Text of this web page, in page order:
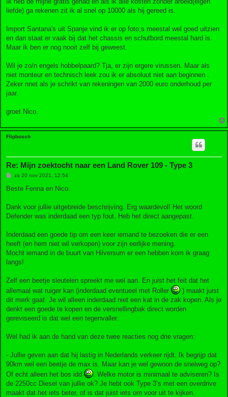
liefde) ga rekenen zit ik al snel op 10000 als hij gereed is.
Import Santana's uit Spanje vind ik er op foto;s meestal wel goed uitzien
en dan staat er vaak bij dat het chassis en schutbord meestal hard is.
Maar ik ben er nog nooit zelf bij geweest.
Wil je zo/n engels hobbelpaard? Tja, er zijn ergere virussen. Maar als
niet monteur en technisch leek zou ik er absoluut niet aan beginnen .
Zeker nnet als je schrikt van rekeningen van 2000 euro onderhoud per
jaar.
groet Nico.
Flipbosch
Re: Mijn zoektocht naar een Land Rover 109 - Type 3
B
r
h
za 20 nov 2021, 12:54
Beste Fenna en Nico.
Dank voor jullie uitgebreide beschrijving. Erg waardevol! Het woord
Defender was inderdaad een typ fout. Heb het direct aangepast.
Inderdaad een goede tip om een keer iemand te bezoeken die er een
heeft (en hem niet wil verkopen) voor zijn eerlijke mening.
Mocht iemand in de buurt van Hilversum er een hebben kom ik graag
langs!
Zelf een beetje sleutelen spreekt me wel aan. En juist het feit dat het
allemaal wat ruiger kan (inderdaad eventueel met Roller
) maakt juist
dit merk gaaf. Je wil alleen inderdaad niet een kat in de zak kopen. Als je
denkt een goede te kopen en de versnellingbak direct worden
gereviseerd is dat wel een tegenvaller.
Wel had ik aan de hand van deze twee reacties nog drie vragen:
- Jullie geven aan dat hij lastig in Nederlands verkeer rijdt. Ik begrijp dat
90km wel een beetje de max is. Maar kan je wel gewoon de snelweg op?
Of echt alleen het bos idd
. Welke motor is minimaal te adviseren? Is
de 2250cc Diesel van jullie ok? Je hebt ook Type 3’s met een overdrive
maakt dat het iets beter, of is dat juist iets om voor uit te kijken.